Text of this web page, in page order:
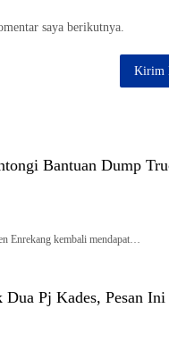
saya berikutnya.
Bantuan Dump
Enrekang kembali mendapat…
Pj Kades, Pesan Ini